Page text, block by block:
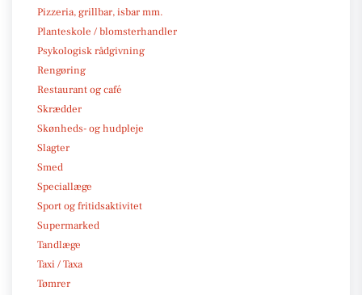
Pizzeria, grillbar, isbar mm.
Planteskole / blomsterhandler
Psykologisk rådgivning
Rengøring
Restaurant og café
Skrædder
Skønheds- og hudpleje
Slagter
Smed
Speciallæge
Sport og fritidsaktivitet
Supermarked
Tandlæge
Taxi / Taxa
Tømrer